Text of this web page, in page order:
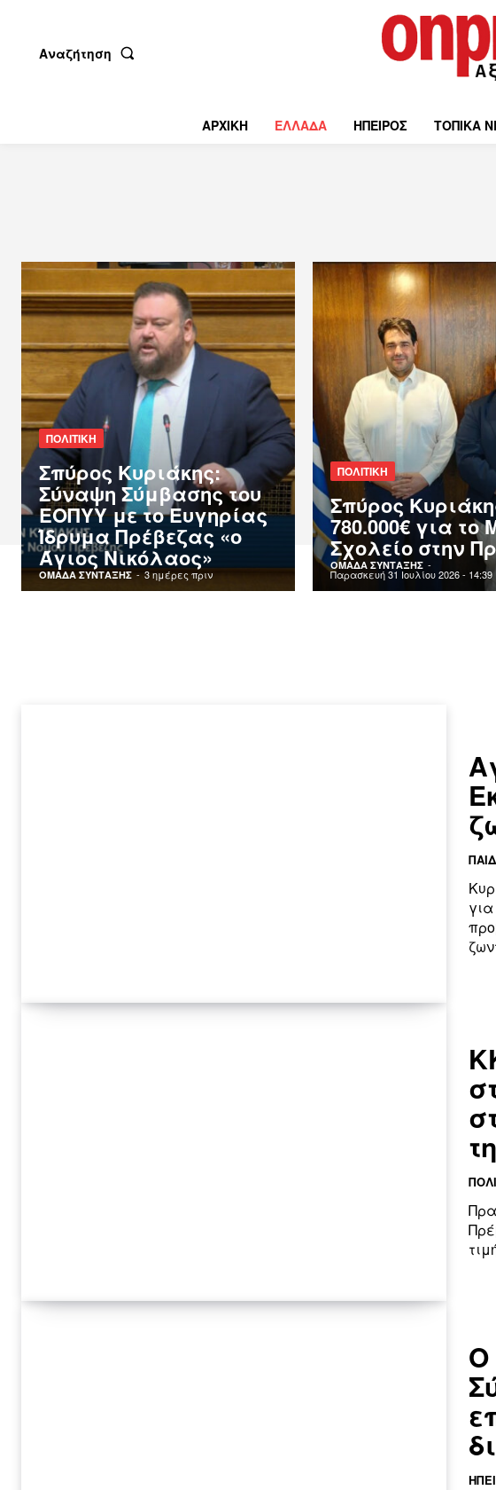
Αναζήτηση
ΑΡΧΙΚΗ ΕΛΛΑΔΑ ΗΠΕΙΡΟΣ ΤΟΠΙΚΑ
ΠΟΛΙΤΙΚΗ
Σπύρος Κυριάκης:
Σύναψη Σύμβασης του
ΕΟΠΥΥ με το Ευγηρίας
Ίδρυμα Πρέβεζας «ο
Άγιος Νικόλαος»
ΟΜΑΔΑ ΣΥΝΤΑΞΗΣ - 3 ημέρες πριν
ΠΟΛΙΤΙΚΗ
Σπύρος
780.000€ για το
Σχολείο στην
ΟΜΑΔΑ ΣΥΝΤΑΞΗΣ -
Παρασκευή 31 Ιουλίου 2026 - 14:39
Ο